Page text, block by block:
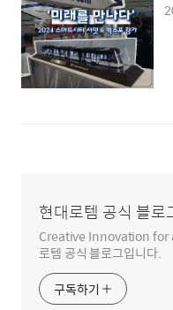
현대로템 공식 블로
Creative Innovation for
로템 공식 블로그입니다.
구독하기